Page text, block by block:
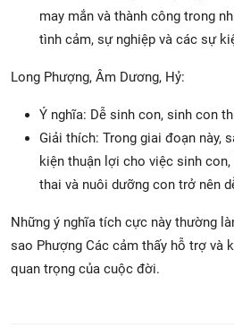
may mắn và thành công trong
tình cảm, sự nghiệp và các sự
Long Phượng, Âm Dương, Hỷ:
Ý nghĩa: Dễ sinh con, sinh con
Giải thích: Trong giai đoạn này,
kiện thuận lợi cho việc sinh
thai và nuôi dưỡng con trở nên
Những ý nghĩa tích cực này thường
sao Phượng Các cảm thấy hỗ trợ và
quan trọng của cuộc đời.